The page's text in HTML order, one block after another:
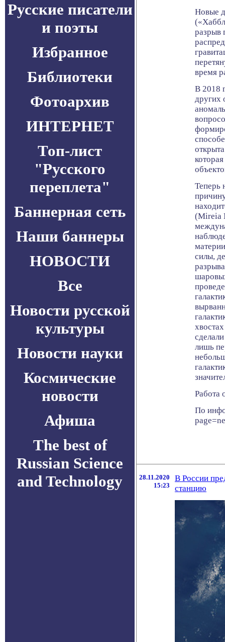
Русские писатели
и поэты
Избранное
Библиотеки
Фотоархив
ИНТЕРНЕТ
Топ-лист
"Русского
переплета"
Баннерная сеть
Наши баннеры
НОВОСТИ
Все
Новости русской
культуры
Новости науки
Космические
новости
Афиша
The best of
Russian Science
and Technology
Новые
разрыв
время
В 2018
других
Теперь
(Mireia
силы,
лишь
Работа
По
28.11.2020
15:23
В России
станцию